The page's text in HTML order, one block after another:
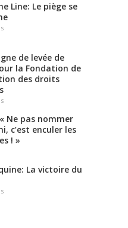
Line: Le piège se
de levée de
la Fondation de
des droits
Ne pas nommer
c’est enculer les
! »
La victoire du